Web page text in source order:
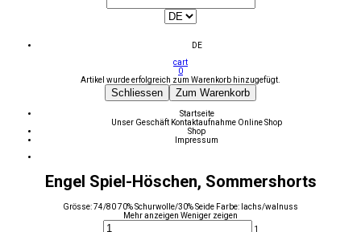
DE
cart
0
Artikel wurde erfolgreich zum Warenkorb hinzugefügt.
Schliessen Zum Warenkorb
Startseite
Unser Geschäft Kontaktaufnahme Online Shop
Shop
Impressum
Engel Spiel-Höschen, Sommershorts
Grösse: 74/80 70% Schurwolle/30% Seide Farbe: lachs/walnuss
Mehr anzeigen Weniger zeigen
1